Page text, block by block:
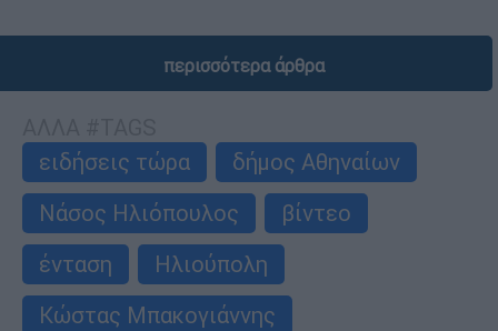
περισσότερα άρθρα
ειδήσεις τώρα
δήμος Αθηναίων
Νάσος Ηλιόπουλος
βίντεο
ένταση
Ηλιούπολη
Κώστας Μπακογιάννης